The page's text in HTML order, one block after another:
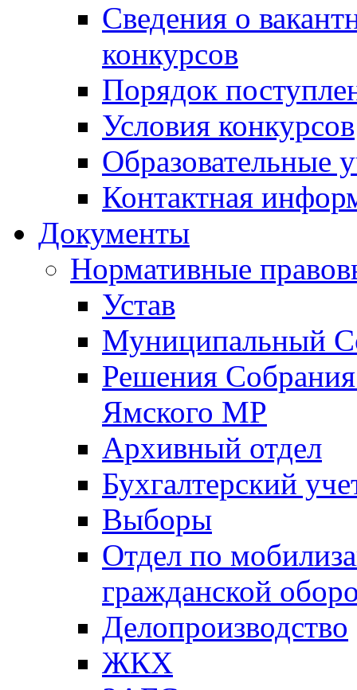
Сведения о
конкурсов
Порядок
Условия конкурсов
Образовательные
Контактная
Документы
Нормативные
Устав
Муниципальный
Решения
Ямского МР
Архивный отдел
Бухгалтерский
Выборы
Отдел по
гражданской
Делопроизводство
ЖКХ